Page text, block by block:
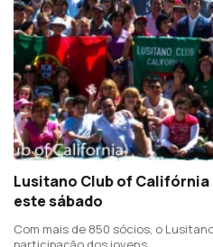
Lusitano Club of Califórnia
este sábado
Com mais de 850 sócios, o